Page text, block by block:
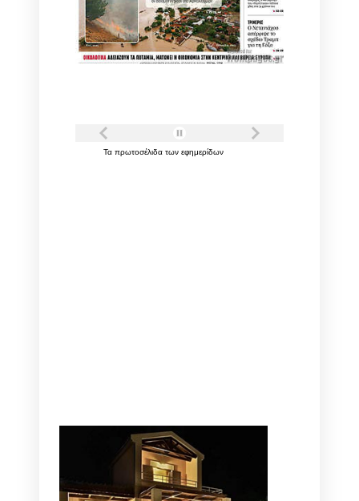
Τα πρωτοσέλιδα των εφημερίδων